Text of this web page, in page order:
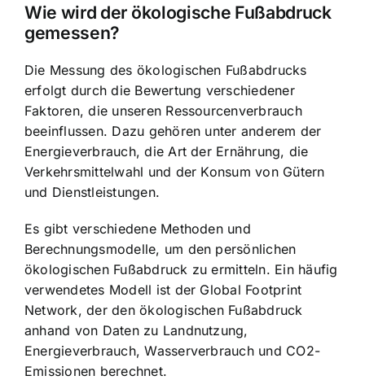
Wie wird der ökologische Fußabdruck
gemessen?
Die Messung des ökologischen Fußabdrucks
erfolgt durch die Bewertung verschiedener
Faktoren, die unseren Ressourcenverbrauch
beeinflussen. Dazu gehören unter anderem der
Energieverbrauch, die Art der Ernährung, die
Verkehrsmittelwahl und der Konsum von Gütern
und Dienstleistungen.
Es gibt verschiedene Methoden und
Berechnungsmodelle, um den persönlichen
ökologischen Fußabdruck zu ermitteln. Ein häufig
verwendetes Modell ist der Global Footprint
Network, der den ökologischen Fußabdruck
anhand von Daten zu Landnutzung,
Energieverbrauch, Wasserverbrauch und CO2-
Emissionen berechnet.